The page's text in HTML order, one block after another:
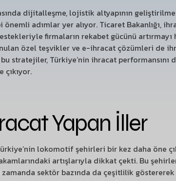
dijitalleşme, lojistik altyapının
adımlar yer alıyor. Ticaret Bakanlığı,
firmaların rekabet gücünü
özel teşvikler ve e-ihracat çözümleri de
stratejiler, Türkiye’nin ihracat
çıkıyor.
Yapan İller
lokomotif şehirleri bir kez daha öne
artışlarıyla dikkat çekti. Bu
sektör bazında da çeşitlilik